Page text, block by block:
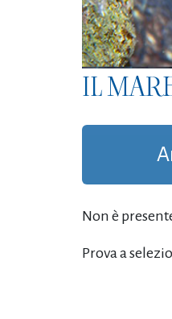
IL
Non è
Prova a